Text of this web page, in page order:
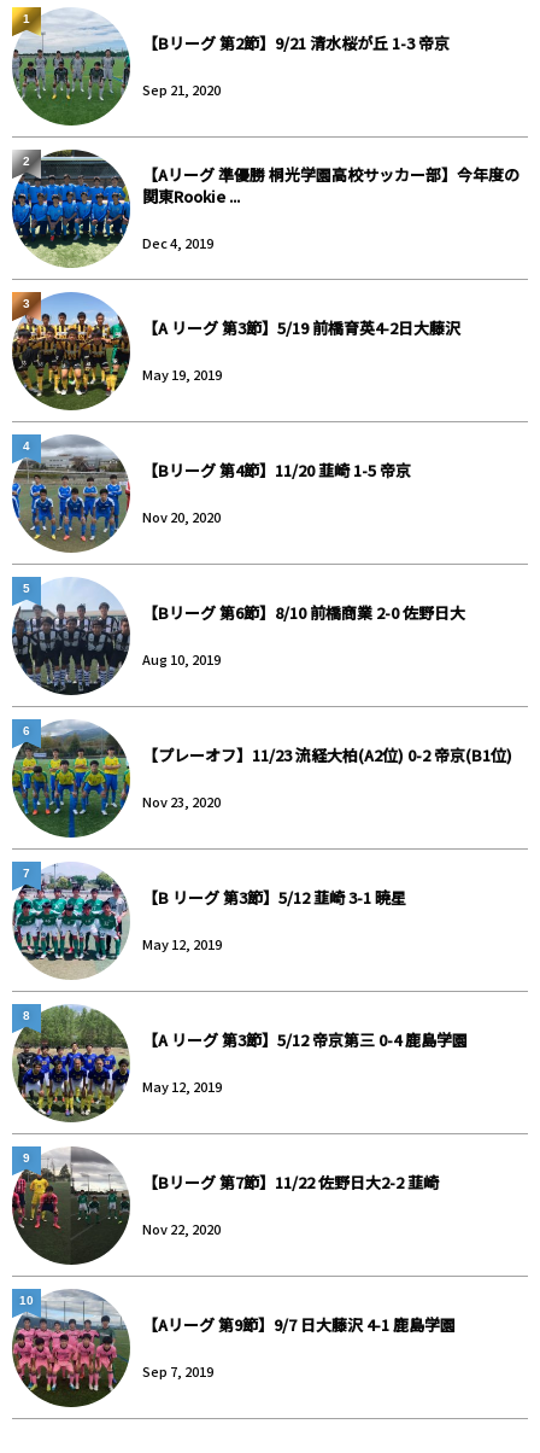
【Bリーグ 第2節】9/21 清水桜が丘 1-3 帝京
Sep 21, 2020
1
【Aリーグ 準優勝 桐光学園高校サッカー部】今年度の
関東Rookie ...
Dec 4, 2019
2
【A リーグ 第3節】5/19 前橋育英4-2日大藤沢
May 19, 2019
3
【Bリーグ 第4節】11/20 韮崎 1-5 帝京
Nov 20, 2020
4
【Bリーグ 第6節】8/10 前橋商業 2-0 佐野日大
Aug 10, 2019
5
【プレーオフ】11/23 流経大柏(A2位) 0-2 帝京(B1位)
Nov 23, 2020
6
【B リーグ 第3節】5/12 韮崎 3-1 暁星
May 12, 2019
7
【A リーグ 第3節】5/12 帝京第三 0-4 鹿島学園
May 12, 2019
8
【Bリーグ 第7節】11/22 佐野日大2-2 韮崎
Nov 22, 2020
9
【Aリーグ 第9節】9/7 日大藤沢 4-1 鹿島学園
Sep 7, 2019
10